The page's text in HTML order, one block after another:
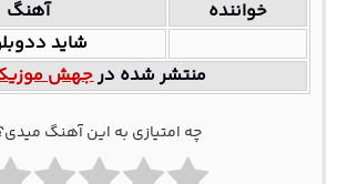
خواننده
آهنگ
شاید
منتشر شده درجهش
چه امتیازی به این آهنگ